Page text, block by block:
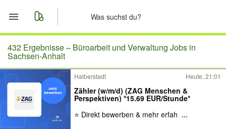
Start
Merkliste
Nachrichten
Anzeige aufgeben
432 Ergebnisse – Büroarbeit und Verwaltung Jobs in
Sachsen-Anhalt
Halberstadt Heute, 21:01
Zähler (w/m/d) (ZAG Menschen &
Perspektiven) *15.69 EUR/Stunde*
⭐ Direkt bewerben & mehr erfah ...